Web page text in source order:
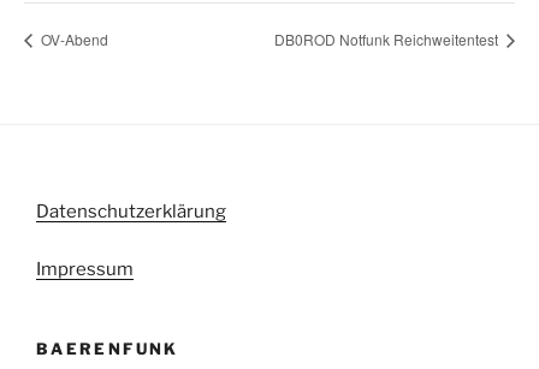
OV-Abend DB0ROD Notfunk Reichweitentest
Datenschutzerklärung
Impressum
BAERENFUNK